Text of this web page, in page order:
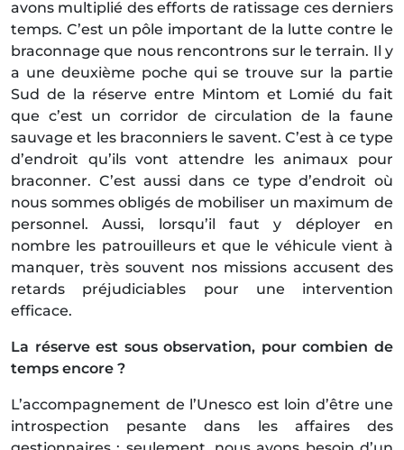
avons multiplié des efforts de ratissage ces derniers
temps. C’est un pôle important de la lutte contre le
braconnage que nous rencontrons sur le terrain. Il y
a une deuxième poche qui se trouve sur la partie
Sud de la réserve entre Mintom et Lomié du fait
que c’est un corridor de circulation de la faune
sauvage et les braconniers le savent. C’est à ce type
d’endroit qu’ils vont attendre les animaux pour
braconner. C’est aussi dans ce type d’endroit où
nous sommes obligés de mobiliser un maximum de
personnel. Aussi, lorsqu’il faut y déployer en
nombre les patrouilleurs et que le véhicule vient à
manquer, très souvent nos missions accusent des
retards préjudiciables pour une intervention
efficace.
La réserve est sous observation, pour combien de
temps encore ?
L’accompagnement de l’Unesco est loin d’être une
introspection pesante dans les affaires des